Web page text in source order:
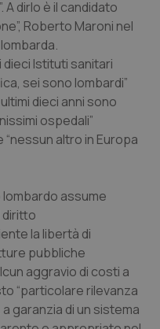
dirlo è il candidato
Roberto Maroni nel
dieci Istituti sanitari
sei sono lombardi”
dieci anni sono
ospedali”
altro in Europa
lombardo assume
diritto
la libertà di
pubbliche
aggravio di costi a
“particolare rilevanza
garanzia di un sistema